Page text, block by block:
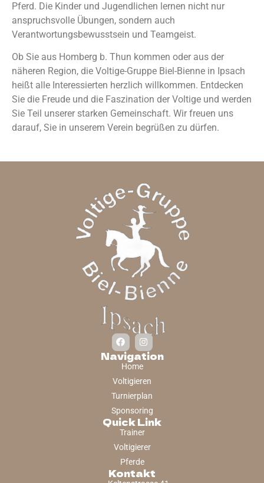
Pferd. Die Kinder und Jugendlichen lernen nicht nur
anspruchsvolle Übungen, sondern auch
Verantwortungsbewusstsein und Teamgeist.
Ob Sie aus Homberg b. Thun kommen oder aus der
näheren Region, die Voltige-Gruppe Biel-Bienne in Ipsach
heißt alle Interessierten herzlich willkommen. Entdecken
Sie die Freude und die Faszination der Voltige und werden
Sie Teil unserer starken Gemeinschaft. Wir freuen uns
darauf, Sie in unserem Verein begrüßen zu dürfen.
Navigation
Home
Voltigieren
Turnierplan
Sponsoring
Quick Link
Trainer
Voltigierer
Pferde
Kontakt